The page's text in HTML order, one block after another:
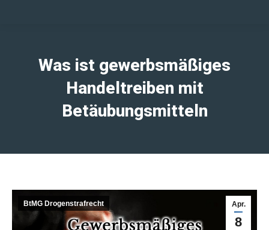
Was ist gewerbsmäßiges
Handeltreiben mit
Betäubungsmitteln
Apr.
8
BtMG Drogenstrafrecht